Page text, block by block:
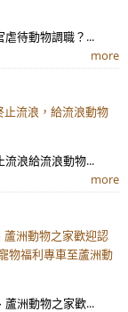
待動物調職？...
more
流浪，給流浪動物
浪給流浪動物...
more
洲動物之家歡迎認
物福利專車至蘆洲動
洲動物之家歡...